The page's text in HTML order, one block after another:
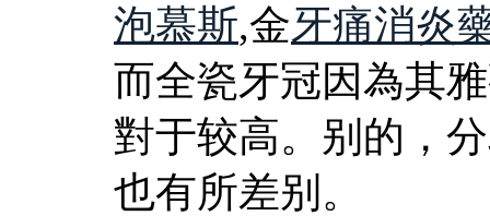
泡慕斯,金牙痛消炎
而全瓷牙冠因為其
對于较高。别的，
也有所差别。